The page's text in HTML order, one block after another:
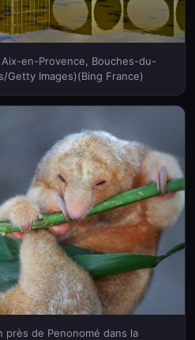
en-Provence, Bouches-du-
Getty Images)(Bing France)
près de Penonomé dans la